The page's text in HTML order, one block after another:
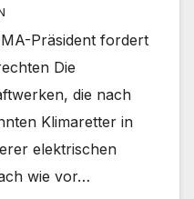
Präsident fordert
Die
die nach
Klimaretter in
elektrischen
wie vor…